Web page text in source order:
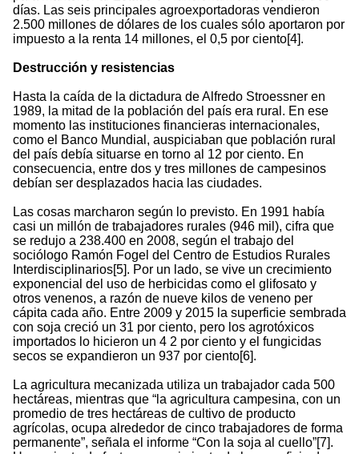
días. Las seis principales agroexportadoras vendieron
2.500 millones de dólares de los cuales sólo aportaron por
impuesto a la renta 14 millones, el 0,5 por ciento[4].
Destrucción y resistencias
Hasta la caída de la dictadura de Alfredo Stroessner en
1989, la mitad de la población del país era rural. En ese
momento las instituciones financieras internacionales,
como el Banco Mundial, auspiciaban que población rural
del país debía situarse en torno al 12 por ciento. En
consecuencia, entre dos y tres millones de campesinos
debían ser desplazados hacia las ciudades.
Las cosas marcharon según lo previsto. En 1991 había
casi un millón de trabajadores rurales (946 mil), cifra que
se redujo a 238.400 en 2008, según el trabajo del
sociólogo Ramón Fogel del Centro de Estudios Rurales
Interdisciplinarios[5]. Por un lado, se vive un crecimiento
exponencial del uso de herbicidas como el glifosato y
otros venenos, a razón de nueve kilos de veneno per
cápita cada año. Entre 2009 y 2015 la superficie sembrada
con soja creció un 31 por ciento, pero los agrotóxicos
importados lo hicieron un 4 2 por ciento y el fungicidas
secos se expandieron un 937 por ciento[6].
La agricultura mecanizada utiliza un trabajador cada 500
hectáreas, mientras que “la agricultura campesina, con un
promedio de tres hectáreas de cultivo de producto
agrícolas, ocupa alrededor de cinco trabajadores de forma
permanente”, señala el informe “Con la soja al cuello”[7].